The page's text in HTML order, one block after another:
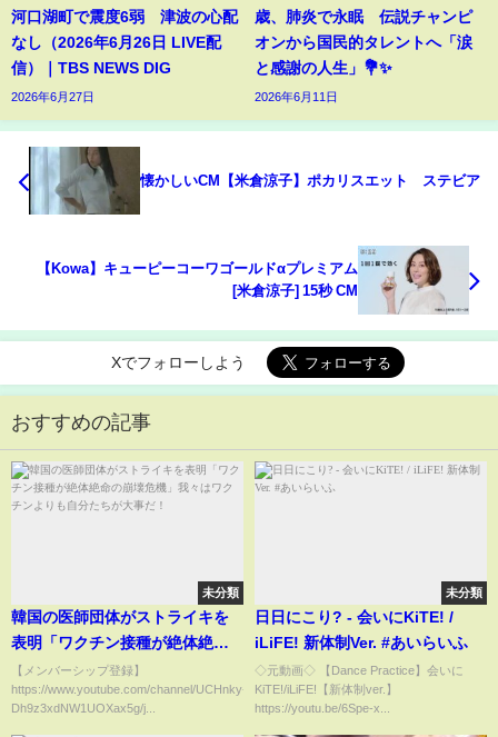
河口湖町で震度6弱 津波の心配
なし（2026年6月26日 LIVE配
信）｜TBS NEWS DIG
2026年6月27日
歳、肺炎で永眠 伝説チャンピ
オンから国民的タレントへ「涙
と感謝の人生」💐✨
2026年6月11日
懐かしいCM【米倉涼子】ポカリスエット ステビア
【Kowa】キューピーコーワゴールドαプレミアム
[米倉涼子] 15秒 CM
Xでフォローしよう
おすすめの記事
未分類
韓国の医師団体がストライキを
表明「ワクチン接種が絶体絶命
の崩壊危機」我々はワクチンよ
りも自分たちが大事だ！
【メンバーシップ登録】
https://www.youtube.com/channel/UCHnky-
Dh9z3xdNW1UOXax5g/j...
未分類
日日にこり? - 会いにKiTE! /
iLiFE! 新体制Ver. #あいらいふ
◇元動画◇ 【Dance Practice】会いに
KiTE!/iLiFE!【新体制ver.】
https://youtu.be/6Spe-x...